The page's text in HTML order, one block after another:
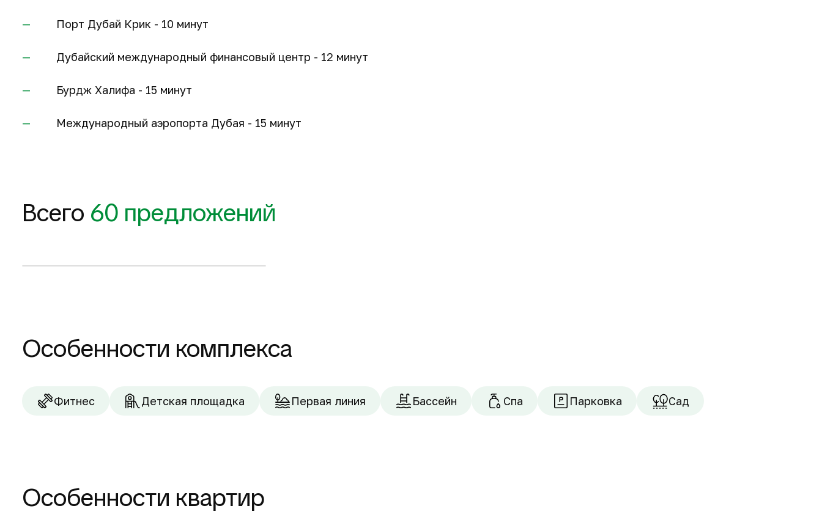
Порт Дубай Крик - 10 минут
Дубайский международный финансовый центр - 12 минут
Бурдж Халифа - 15 минут
Международный аэропорта Дубая - 15 минут
Всего 60 предложений
Запросить планировку
Особенности комплекса
Фитнес Детская площадка Первая линия Бассейн Спа Парковка Сад
Особенности квартир